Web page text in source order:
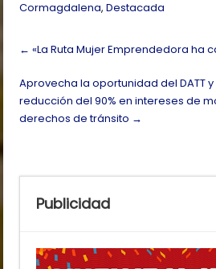
Cormagdalena,Destacada
Post
← «La Ruta Mujer Emprendedora ha
Aprovecha la oportunidad del DATT
reducción del 90% en intereses de
derechos de tránsito →
Publicidad